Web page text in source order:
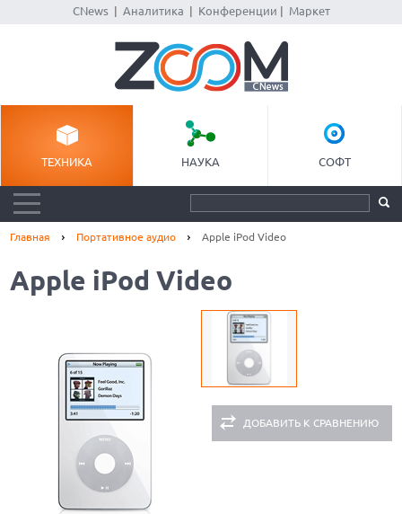
CNews| Аналитика Конференции Маркет
ТЕХНИКА НАУКА СОФТ
Главная Портативное аудио Apple iPod Video
Apple iPod Video
ДОБАВИТЬ К СРАВНЕНИЮ